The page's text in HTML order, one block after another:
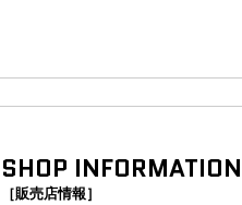
SHOP INFORMATION
［販売店情報］